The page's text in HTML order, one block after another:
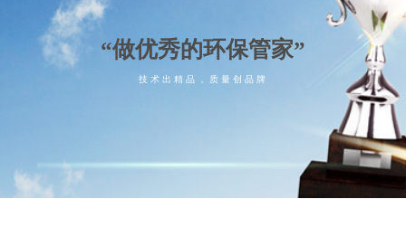
“做优秀的环保管家”
技术出精品，质量创品牌